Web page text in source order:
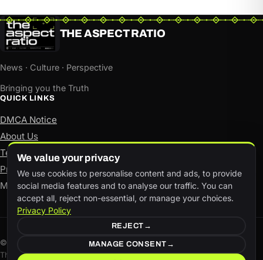
THE ASPECT RATIO
News · Culture · Perspective
Bringing you the Truth
QUICK LINKS
DMCA Notice
About Us
Terms of Use
Privacy Policy
Manage consent
© The Aspect Ratio. All rights reserved.
This site is available in both English and Hindi.
We value your privacy
We use cookies to personalise content and ads, to provide
social media features and to analyse our traffic. You can
accept all, reject non-essential, or manage your choices.
Privacy Policy
REJECT
MANAGE CONSENT